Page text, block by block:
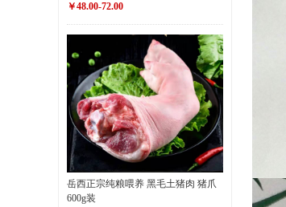
￥48.00-72.00
岳西正宗纯粮喂养 黑毛土猪肉 猪爪
600g装